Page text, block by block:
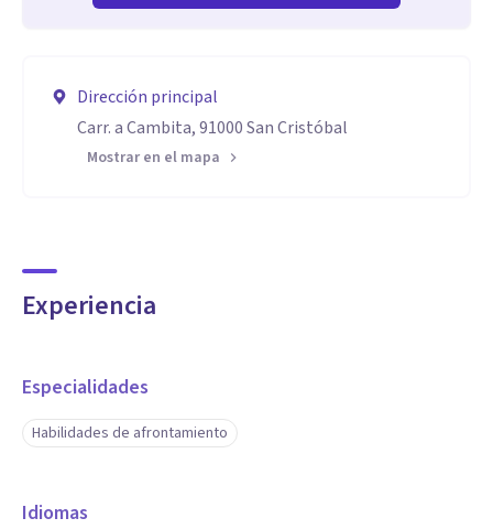
Dirección principal
Carr. a Cambita, 91000 San Cristóbal
Mostrar en el mapa
Experiencia
Especialidades
Habilidades de afrontamiento
Idiomas